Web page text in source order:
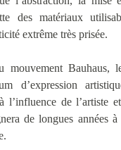
des matériaux
extrême très prisée.
mouvement Bauhaus,
d’expression
l’influence de l’artiste
de longues années à